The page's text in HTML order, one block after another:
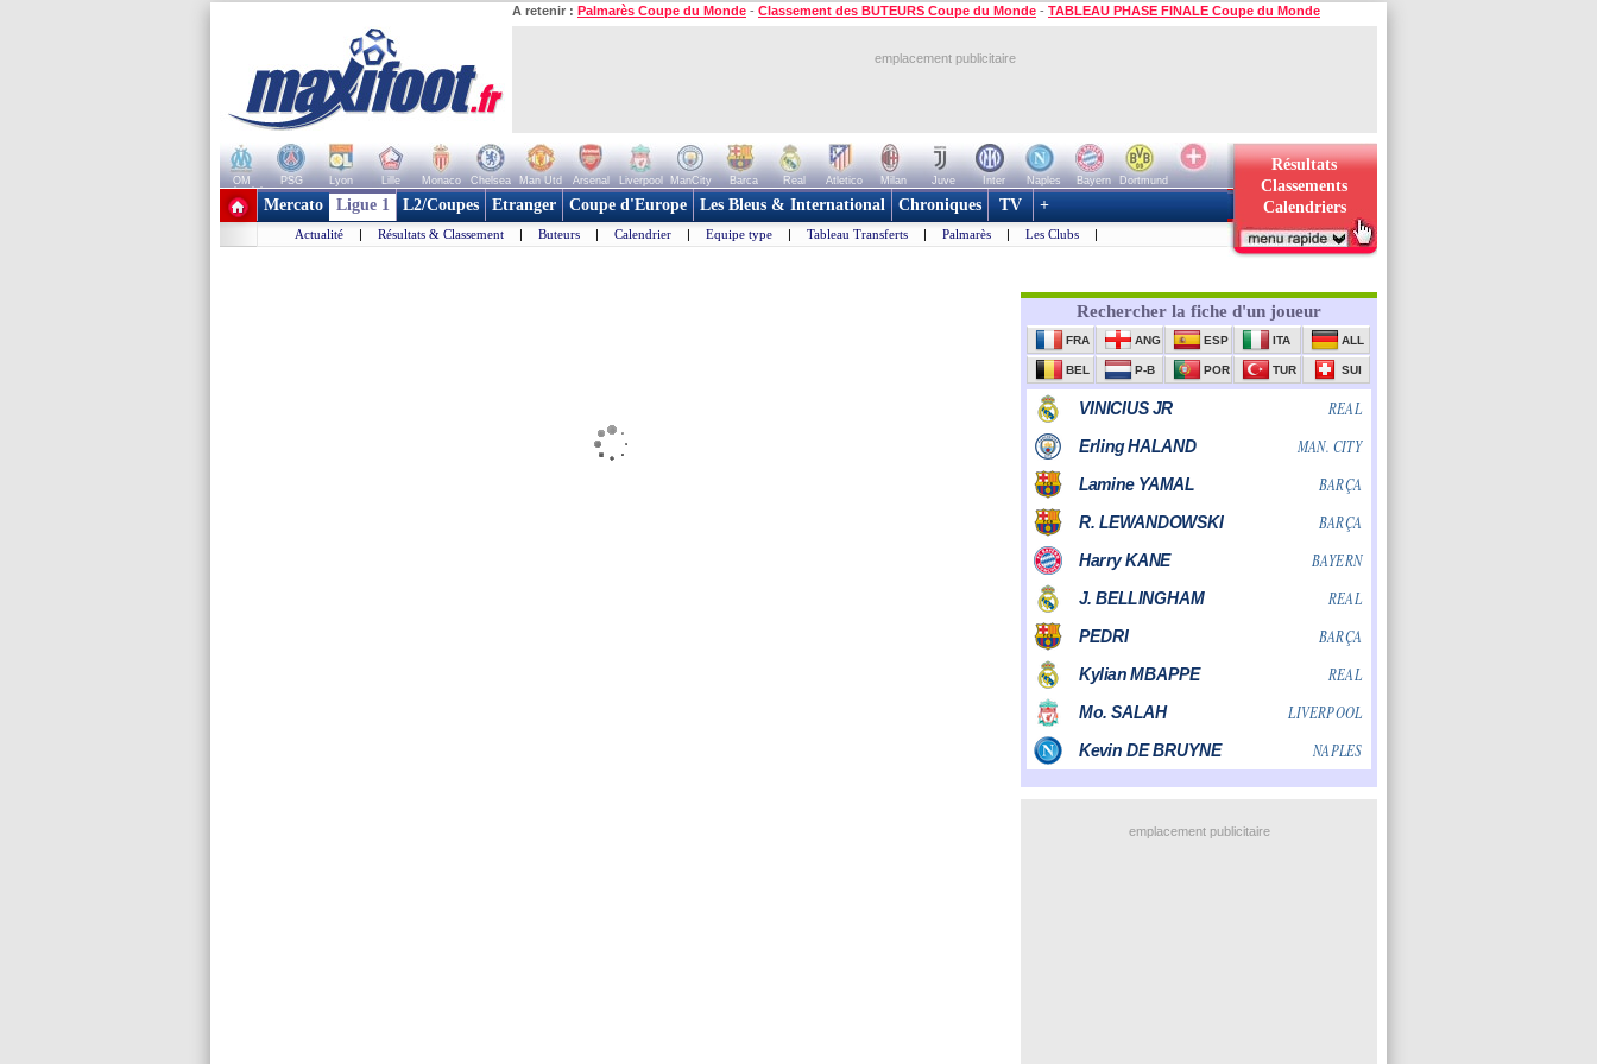
A retenir : Palmarès Coupe du Monde - Classement des BUTEURS Coupe du Monde - TABLEAU PHASE FINALE Coupe du Monde
emplacement publicitaire
OM PSG Lyon Lille Monaco Chelsea Man Utd Arsenal Liverpool ManCity Barca Real Atletico Milan Juve Inter Naples Bayern
Dortmund
+ de clubs
Résultats
Classements
Calendriers
Mercato Ligue 1 L2/Coupes Etranger Coupe d'Europe Les Bleus & International Chroniques TV +
Actualité | Résultats & Classement | Buteurs | Calendrier | Equipe type | Tableau Transferts | Palmarès | Les Clubs |
emplacement publicitaire